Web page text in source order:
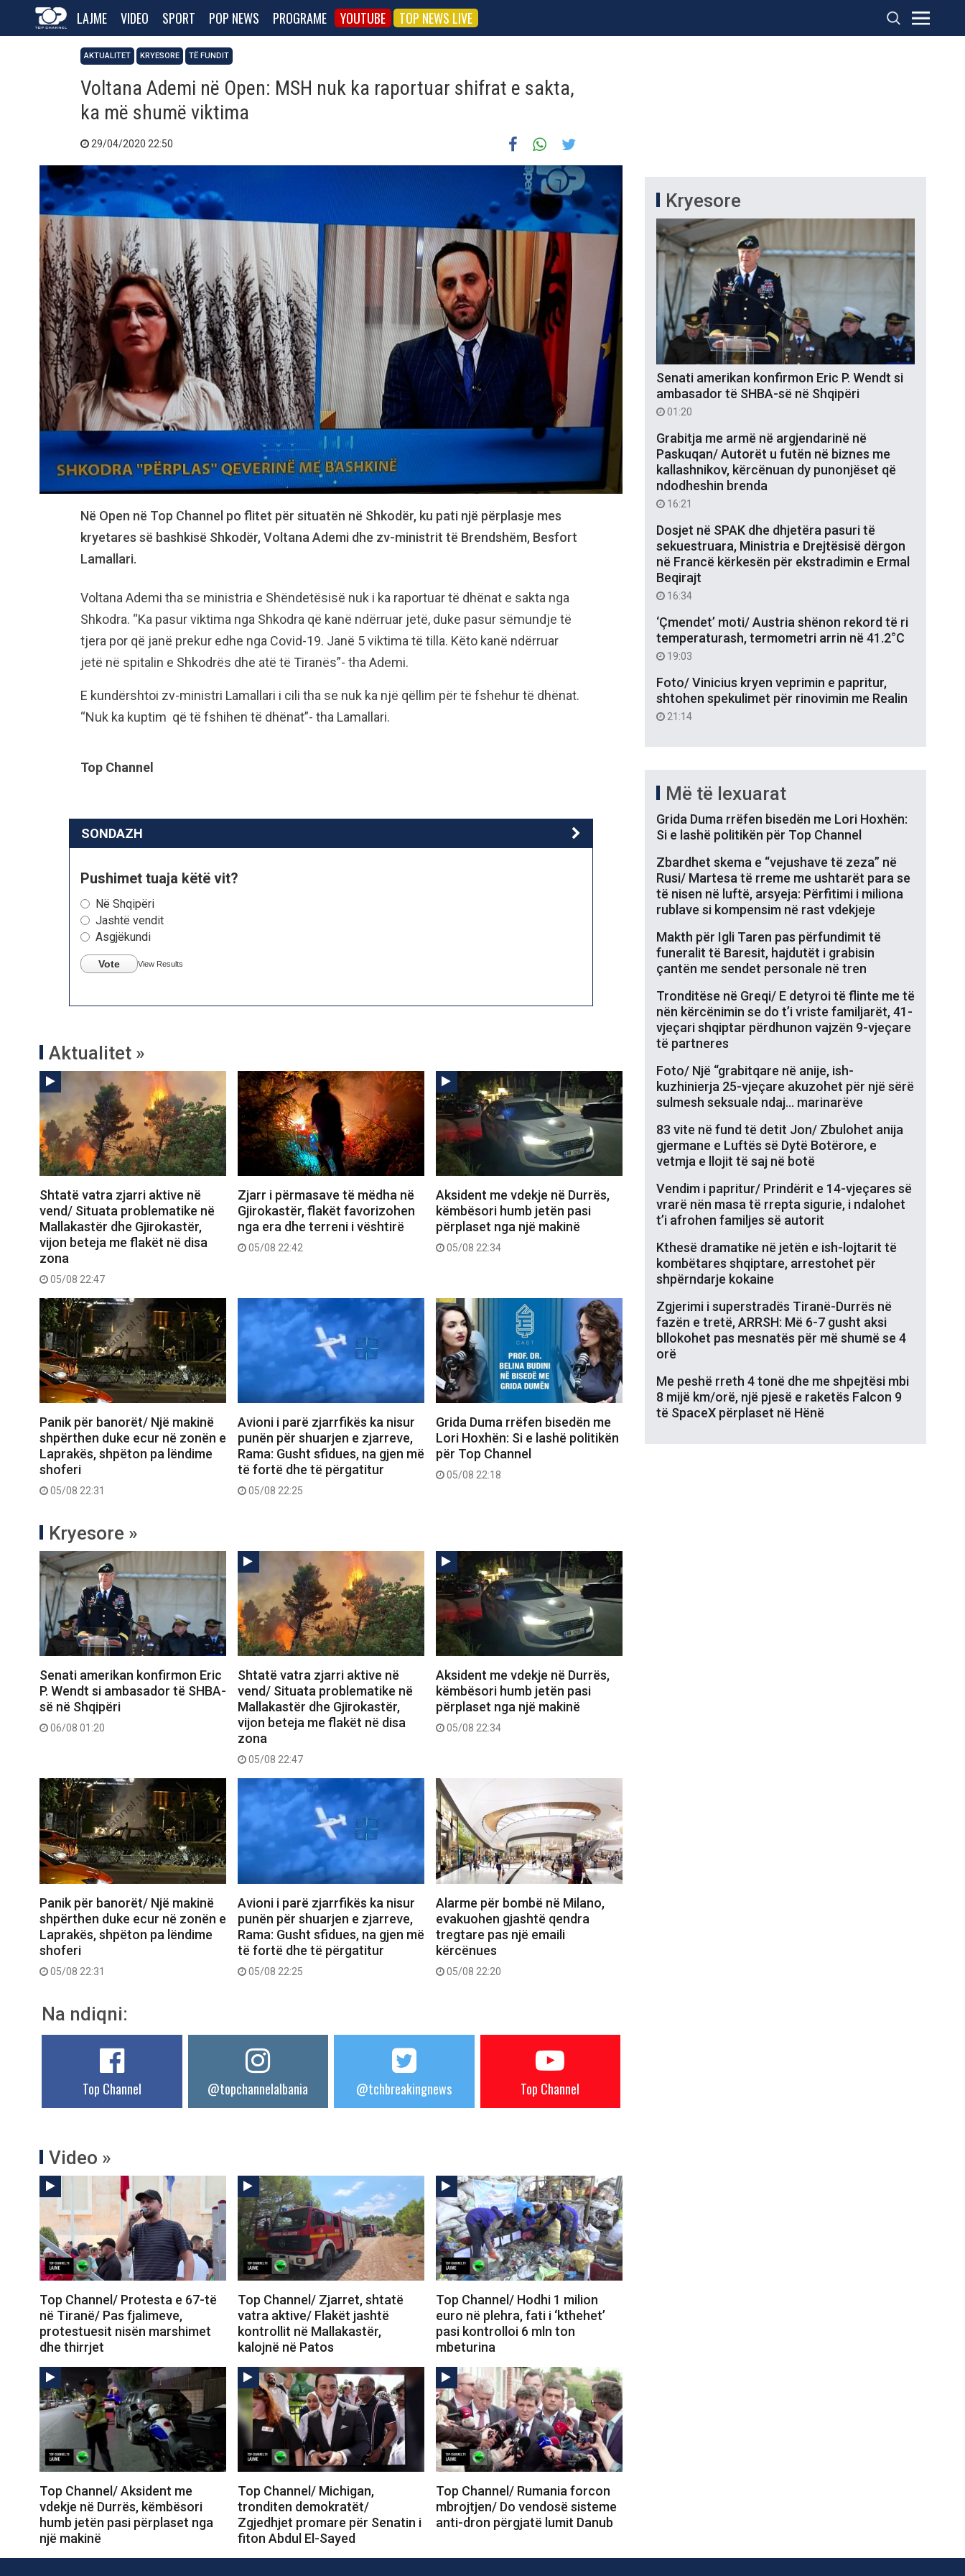
LAJME VIDEO SPORT POP NEWS PROGRAME YOUTUBE TOP NEWS LIVE
AKTUALITET KRYESORE TË FUNDIT
Voltana Ademi në Open: MSH nuk ka raportuar shifrat e sakta,
ka më shumë viktima
29/04/2020 22:50
Në Open në Top Channel po flitet për situatën në Shkodër, ku pati një përplasje mes
kryetares së bashkisë Shkodër, Voltana Ademi dhe zv-ministrit të Brendshëm, Besfort
Lamallari.
Voltana Ademi tha se ministria e Shëndetësisë nuk i ka raportuar të dhënat e sakta nga
Shkodra. “Ka pasur viktima nga Shkodra që kanë ndërruar jetë, duke pasur sëmundje të
tjera por që janë prekur edhe nga Covid-19. Janë 5 viktima të tilla. Këto kanë ndërruar
jetë në spitalin e Shkodrës dhe atë të Tiranës”- tha Ademi.
E kundërshtoi zv-ministri Lamallari i cili tha se nuk ka një qëllim për të fshehur të dhënat.
“Nuk ka kuptim që të fshihen të dhënat”- tha Lamallari.
Top Channel
SONDAZH
Pushimet tuaja këtë vit?
Në Shqipëri
Jashtë vendit
Asgjëkundi
Vote View Results
Aktualitet »
Shtatë vatra zjarri aktive në
vend/ Situata problematike në
Mallakastër dhe Gjirokastër,
vijon beteja me flakët në disa
zona
05/08 22:47
Zjarr i përmasave të mëdha në
Gjirokastër, flakët favorizohen
nga era dhe terreni i vështirë
05/08 22:42
Aksident me vdekje në Durrës,
këmbësori humb jetën pasi
përplaset nga një makinë
05/08 22:34
Panik për banorët/ Një makinë
shpërthen duke ecur në zonën e
Laprakës, shpëton pa lëndime
shoferi
05/08 22:31
Avioni i parë zjarrfikës ka nisur
punën për shuarjen e zjarreve,
Rama: Gusht sfidues, na gjen më
të fortë dhe të përgatitur
05/08 22:25
Grida Duma rrëfen bisedën me
Lori Hoxhën: Si e lashë politikën
për Top Channel
05/08 22:18
Kryesore »
Senati amerikan konfirmon Eric
P. Wendt si ambasador të SHBA-
së në Shqipëri
06/08 01:20
Shtatë vatra zjarri aktive në
vend/ Situata problematike në
Mallakastër dhe Gjirokastër,
vijon beteja me flakët në disa
zona
05/08 22:47
Aksident me vdekje në Durrës,
këmbësori humb jetën pasi
përplaset nga një makinë
05/08 22:34
Panik për banorët/ Një makinë
shpërthen duke ecur në zonën e
Laprakës, shpëton pa lëndime
shoferi
05/08 22:31
Avioni i parë zjarrfikës ka nisur
punën për shuarjen e zjarreve,
Rama: Gusht sfidues, na gjen më
të fortë dhe të përgatitur
05/08 22:25
Alarme për bombë në Milano,
evakuohen gjashtë qendra
tregtare pas një emaili
kërcënues
05/08 22:20
Na ndiqni:
Top Channel @topchannelalbania @tchbreakingnews Top Channel
Video »
Top Channel/ Protesta e 67-të
në Tiranë/ Pas fjalimeve,
protestuesit nisën marshimet
dhe thirrjet
Top Channel/ Zjarret, shtatë
vatra aktive/ Flakët jashtë
kontrollit në Mallakastër,
kalojnë në Patos
Top Channel/ Hodhi 1 milion
euro në plehra, fati i ‘kthehet’
pasi kontrolloi 6 mln ton
mbeturina
Top Channel/ Aksident me
vdekje në Durrës, këmbësori
humb jetën pasi përplaset nga
një makinë
Top Channel/ Michigan,
tronditen demokratët/
Zgjedhjet promare për Senatin i
fiton Abdul El-Sayed
Top Channel/ Rumania forcon
mbrojtjen/ Do vendosë sisteme
anti-dron përgjatë lumit Danub
Kryesore
Senati amerikan konfirmon Eric P. Wendt si
ambasador të SHBA-së në Shqipëri
01:20
Grabitja me armë në argjendarinë në
Paskuqan/ Autorët u futën në biznes me
kallashnikov, kërcënuan dy punonjëset që
ndodheshin brenda
16:21
Dosjet në SPAK dhe dhjetëra pasuri të
sekuestruara, Ministria e Drejtësisë dërgon
në Francë kërkesën për ekstradimin e Ermal
Beqirajt
16:34
‘Çmendet’ moti/ Austria shënon rekord të ri
temperaturash, termometri arrin në 41.2°C
19:03
Foto/ Vinicius kryen veprimin e papritur,
shtohen spekulimet për rinovimin me Realin
21:14
Më të lexuarat
Grida Duma rrëfen bisedën me Lori Hoxhën:
Si e lashë politikën për Top Channel
Zbardhet skema e “vejushave të zeza” në
Rusi/ Martesa të rreme me ushtarët para se
të nisen në luftë, arsyeja: Përfitimi i miliona
rublave si kompensim në rast vdekjeje
Makth për Igli Taren pas përfundimit të
funeralit të Baresit, hajdutët i grabisin
çantën me sendet personale në tren
Tronditëse në Greqi/ E detyroi të flinte me të
nën kërcënimin se do t’i vriste familjarët, 41-
vjeçari shqiptar përdhunon vajzën 9-vjeçare
të partneres
Foto/ Një “grabitqare në anije, ish-
kuzhinierja 25-vjeçare akuzohet për një sërë
sulmesh seksuale ndaj… marinarëve
83 vite në fund të detit Jon/ Zbulohet anija
gjermane e Luftës së Dytë Botërore, e
vetmja e llojit të saj në botë
Vendim i papritur/ Prindërit e 14-vjeçares së
vrarë nën masa të rrepta sigurie, i ndalohet
t’i afrohen familjes së autorit
Kthesë dramatike në jetën e ish-lojtarit të
kombëtares shqiptare, arrestohet për
shpërndarje kokaine
Zgjerimi i superstradës Tiranë-Durrës në
fazën e tretë, ARRSH: Më 6-7 gusht aksi
bllokohet pas mesnatës për më shumë se 4
orë
Me peshë rreth 4 tonë dhe me shpejtësi mbi
8 mijë km/orë, një pjesë e raketës Falcon 9
të SpaceX përplaset në Hënë